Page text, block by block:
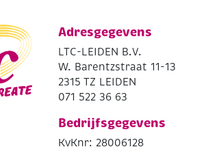
Adresgegevens
LTC-LEIDEN B.V.
W. Barentzstraat 11-13
2315 TZ LEIDEN
071 522 36 63
Bedrijfsgegevens
KvKnr: 28006128